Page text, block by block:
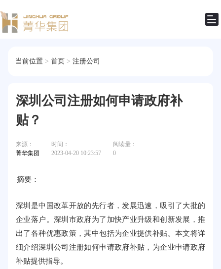
当前位置 > 首页 > 注册公司
深圳公司注册如何申请政府补
贴？
来源：
菁华集团
时间：
2023-04-20 10:23:57
阅读量：
0
摘要：
深圳是中国改革开放的先行者，发展迅速，吸引了大批的
企业落户。深圳市政府为了加快产业升级和创新发展，推
出了各种优惠政策，其中包括为企业提供补贴。本文将详
细介绍深圳公司注册如何申请政府补贴，为企业申请政府
补贴提供指导。